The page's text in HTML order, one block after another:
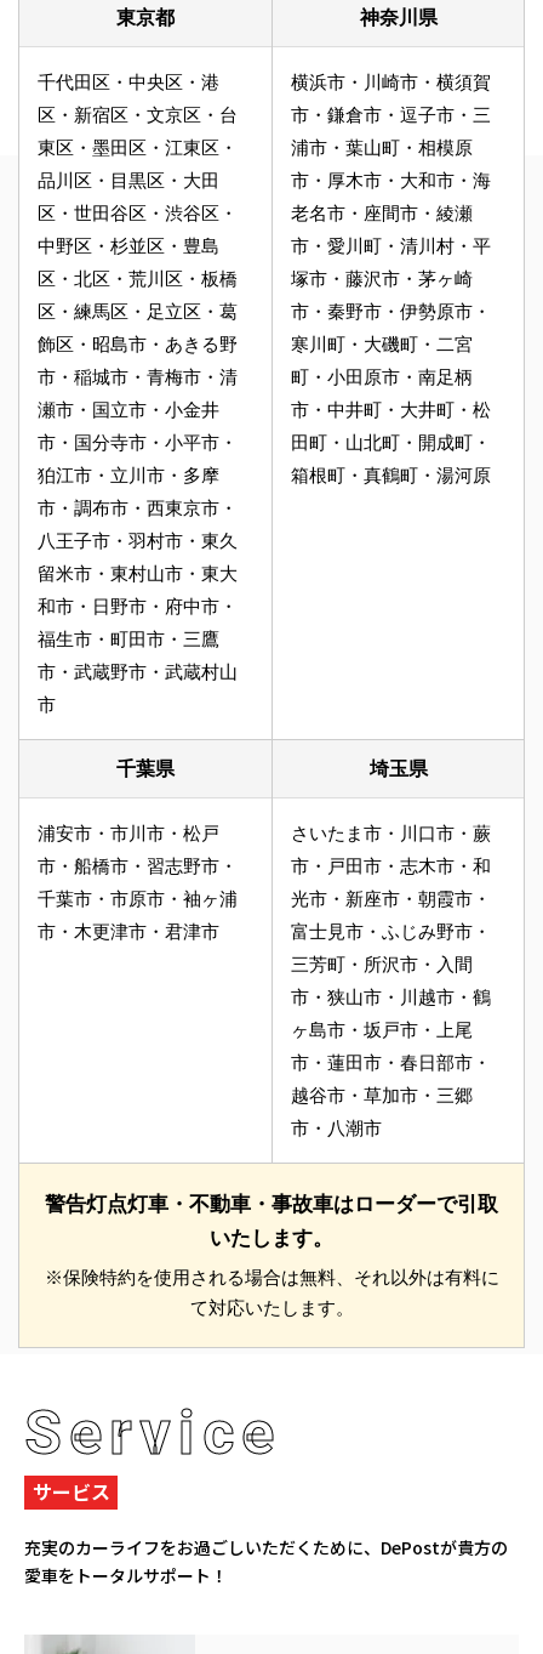
東京都
千代田区・中央区・港
区・新宿区・文京区・台
東区・墨田区・江東区・
品川区・目黒区・大田
区・世田谷区・渋谷区・
中野区・杉並区・豊島
区・北区・荒川区・板橋
区・練馬区・足立区・葛
飾区・昭島市・あきる野
市・稲城市・青梅市・清
瀬市・国立市・小金井
市・国分寺市・小平市・
狛江市・立川市・多摩
市・調布市・西東京市・
八王子市・羽村市・東久
留米市・東村山市・東大
和市・日野市・府中市・
福生市・町田市・三鷹
市・武蔵野市・武蔵村山
市
神奈川県
横浜市・川崎市・横須賀
市・鎌倉市・逗子市・三
浦市・葉山町・相模原
市・厚木市・大和市・海
老名市・座間市・綾瀬
市・愛川町・清川村・平
塚市・藤沢市・茅ヶ崎
市・秦野市・伊勢原市・
寒川町・大磯町・二宮
町・小田原市・南足柄
市・中井町・大井町・松
田町・山北町・開成町・
箱根町・真鶴町・湯河原
千葉県
浦安市・市川市・松戸
市・船橋市・習志野市・
千葉市・市原市・袖ヶ浦
市・木更津市・君津市
埼玉県
さいたま市・川口市・蕨
市・戸田市・志木市・和
光市・新座市・朝霞市・
富士見市・ふじみ野市・
三芳町・所沢市・入間
市・狭山市・川越市・鶴
ヶ島市・坂戸市・上尾
市・蓮田市・春日部市・
越谷市・草加市・三郷
市・八潮市
警告灯点灯車・不動車・事故車はローダーで引取
いたします。
※保険特約を使用される場合は無料、それ以外は有料に
て対応いたします。
Service
サービス
充実のカーライフをお過ごしいただくために、 DePostが貴方の
愛車をトータルサポート！